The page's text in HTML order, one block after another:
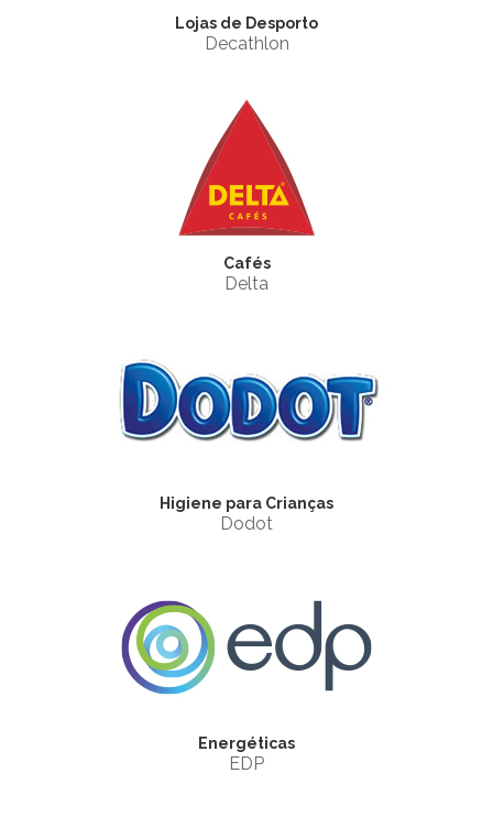
Lojas de Desporto
Decathlon
Cafés
Delta
Higiene para Crianças
Dodot
Energéticas
EDP